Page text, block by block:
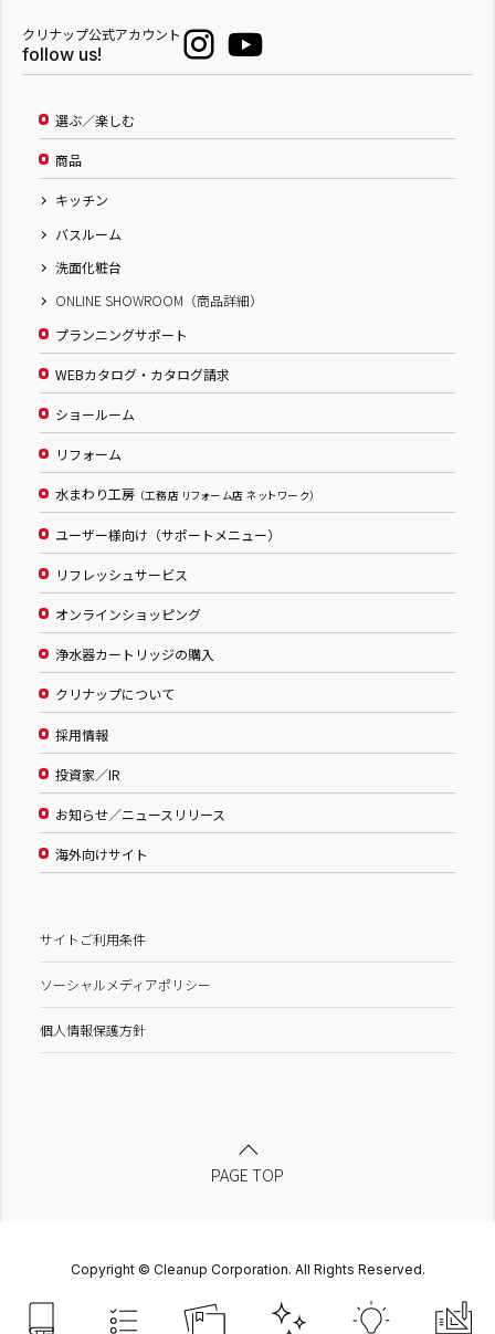
クリナップ公式アカウント
follow us!
選ぶ／楽しむ
商品
キッチン
バスルーム
洗面化粧台
ONLINE SHOWROOM（商品詳細）
プランニングサポート
WEBカタログ・カタログ請求
ショールーム
リフォーム
水まわり工房 （工務店 リフォーム店 ネットワーク）
ユーザー様向け（サポートメニュー）
リフレッシュサービス
オンラインショッピング
浄水器カートリッジの購入
クリナップについて
採用情報
投資家／IR
お知らせ／ニュースリリース
海外向けサイト
サイトご利用条件
ソーシャルメディアポリシー
個人情報保護方針
PAGE TOP
Copyright © Cleanup Corporation. All Rights Reserved.